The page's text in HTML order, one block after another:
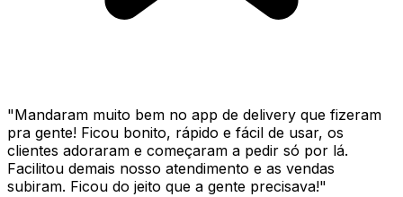
"Mandaram muito bem no app de delivery que fizeram
pra gente! Ficou bonito, rápido e fácil de usar, os
clientes adoraram e começaram a pedir só por lá.
Facilitou demais nosso atendimento e as vendas
subiram. Ficou do jeito que a gente precisava!"